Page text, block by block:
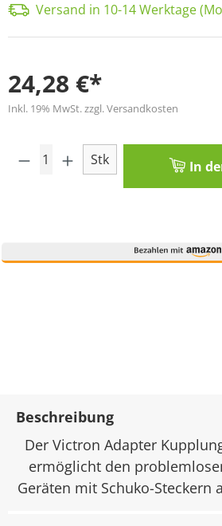
Versand in 10-14 Werktage
24,28 €*
Inkl. 19% MwSt. zzgl. Versandkosten
Produkt Anzahl: Gib
Stk In
Beschreibung
Der Victron Adapter
ermöglicht den
Geräten mit Schuko-Steckern